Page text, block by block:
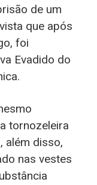
de um
que após
foi
Evadido do
tornozeleira
além disso,
nas vestes